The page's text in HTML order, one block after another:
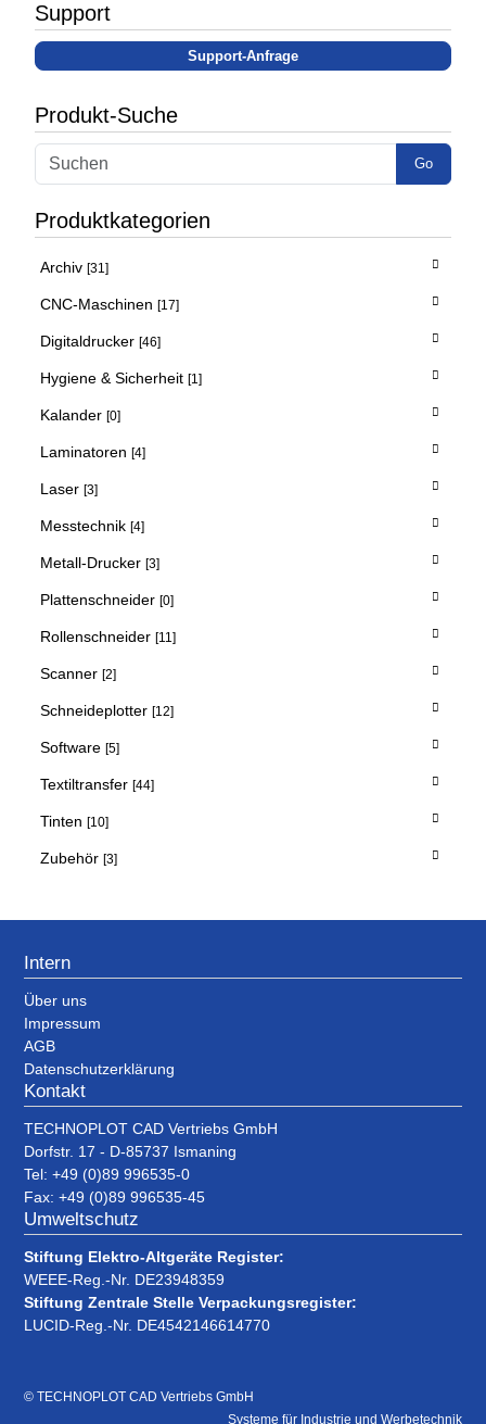
Support
Support-Anfrage
Produkt-Suche
Go
Produktkategorien
Archiv [31]
CNC-Maschinen [17]
Digitaldrucker [46]
Hygiene & Sicherheit [1]
Kalander [0]
Laminatoren [4]
Laser [3]
Messtechnik [4]
Metall-Drucker [3]
Plattenschneider [0]
Rollenschneider [11]
Scanner [2]
Schneideplotter [12]
Software [5]
Textiltransfer [44]
Tinten [10]
Zubehör [3]
Intern
Über uns
Impressum
AGB
Datenschutzerklärung
Kontakt
TECHNOPLOT CAD Vertriebs GmbH
Dorfstr. 17 - D-85737 Ismaning
Tel: +49 (0)89 996535-0
Fax: +49 (0)89 996535-45
Umweltschutz
Stiftung Elektro-Altgeräte Register:
WEEE-Reg.-Nr. DE23948359
Stiftung Zentrale Stelle Verpackungsregister:
LUCID-Reg.-Nr. DE4542146614770
© TECHNOPLOT CAD Vertriebs GmbH
Systeme für Industrie und Werbetechnik